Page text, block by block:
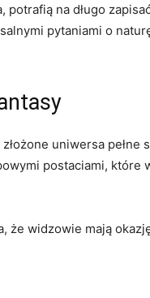
na długo
pytaniami o
uniwersa pełne
postaciami, które
że widzowie mają